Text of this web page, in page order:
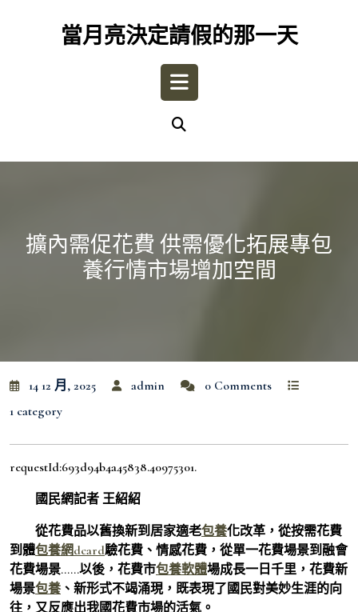
當月亮決定請假的那一天
Open
擴內需促花費 供需優化拓展專包
養行情市場增加空間
14 12 月, 2025 admin
0 Comments
1 category
requestId:693d94b4a45838.40975301.
國民網記者 王紹紹
從花費品以舊換新到居家適老包養化改革，從按需花費
到體包養網dcard驗花費、情感花費，從單一花費場景到融會
花費場景……以後，花費市包養軟體場成長一日千里，花費新
場景包養 、新形式不竭涌現，既表現了國民對美妙生涯的向
往，又反應出我國花費市場的活氣。